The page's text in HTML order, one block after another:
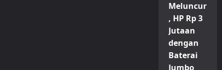
Meluncur
, HP Rp 3
Jutaan
dengan
Baterai
Jumbo